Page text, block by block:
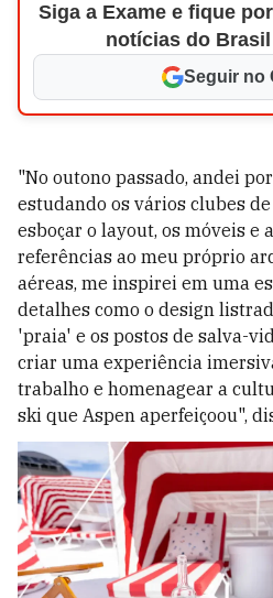
Siga a Exame e fique
notícias do
Seguir no
"No outono passado, andei
estudando os vários clubes
esboçar o layout, os móveis e
referências ao meu próprio
aéreas, me inspirei em uma
detalhes como o design
'praia' e os postos de salva-
criar uma experiência
trabalho e homenagear a
ski que Aspen aperfeiçoou",